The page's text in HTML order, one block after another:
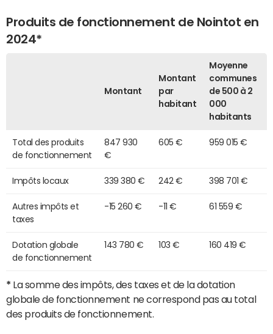
Produits de fonctionnement de Nointot en
2024*
Montant
Montant
par
habitant
Moyenne
communes
de 500 à 2
000
habitants
Total des produits
de fonctionnement
847 930
€
605 € 959 015 €
Impôts locaux 339 380 € 242 € 398 701 €
Autres impôts et
taxes
-15 260 € -11 € 61 559 €
Dotation globale
de fonctionnement
143 780 € 103 € 160 419 €
* La somme des impôts, des taxes et de la dotation
globale de fonctionnement ne correspond pas au total
des produits de fonctionnement.